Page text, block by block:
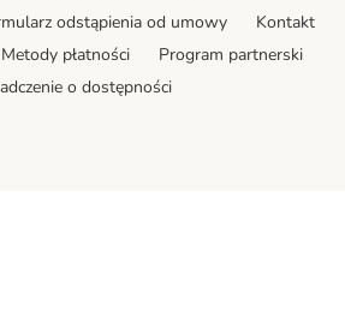
odstąpienia od umowy
Kontakt
Metody płatności
Program partnerski
o dostępności